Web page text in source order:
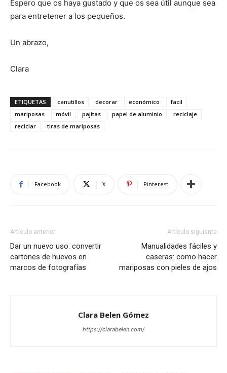
Espero que os haya gustado y que os sea útil aunque sea
para entretener a los pequeños.
Un abrazo,
Clara
ETIQUETAS canutillos decorar económico
facil
mariposas
móvil pajitas papel de aluminio
reciclaje
reciclar
tiras de mariposas
Facebook X Pinterest
Artículo anterior
Dar un nuevo uso: convertir
cartones de huevos en
marcos de fotografías
Artículo siguiente
Manualidades fáciles y
caseras: como hacer
mariposas con pieles de ajos
Clara Belen Gómez
https://clarabelen.com/